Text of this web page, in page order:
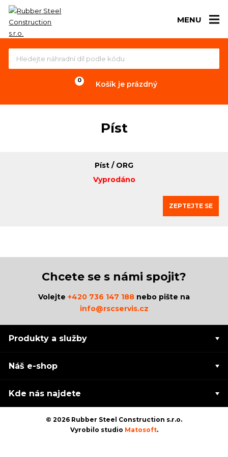
MENU
Košík je prázdný
Píst
Píst / ORG
Vyprodáno
ZEPTEJTE SE
Chcete se s námi spojit?
Volejte +420 736 147 188 nebo pište na
info@rscservis.cz
Produkty a služby
Náš e-shop
Kde nás najdete
© 2026 Rubber Steel Construction s.r.o.
Vyrobilo studio Matosoft.